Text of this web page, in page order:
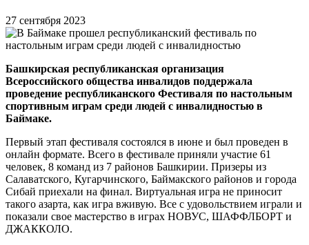
27 сентября 2023
Башкирская республиканская организация
Всероссийского общества инвалидов поддержала
проведение республиканского Фестиваля по настольным
спортивным играм среди людей с инвалидностью в
Баймаке.
Первый этап фестиваля состоялся в июне и был проведен в
онлайн формате. Всего в фестивале приняли участие 61
человек, 8 команд из 7 районов Башкирии. Призеры из
Салаватского, Кугарчинского, Баймакского районов и города
Сибай приехали на финал. Виртуальная игра не приносит
такого азарта, как игра вживую. Все с удовольствием играли и
показали свое мастерство в играх НОВУС, ШАФФЛБОРТ и
ДЖАККОЛО.